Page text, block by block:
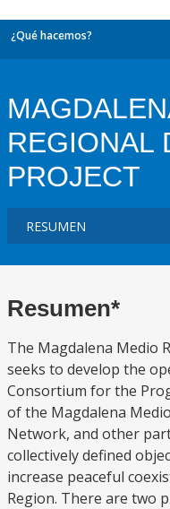
¿Qué hacemos?
REGIONAL
PROJECT
Resumen*
The Magdalena Medio
seeks to develop the
Consortium for the
of the Magdalena
Network, and other
collectively defined
increase peaceful
Region. There are two